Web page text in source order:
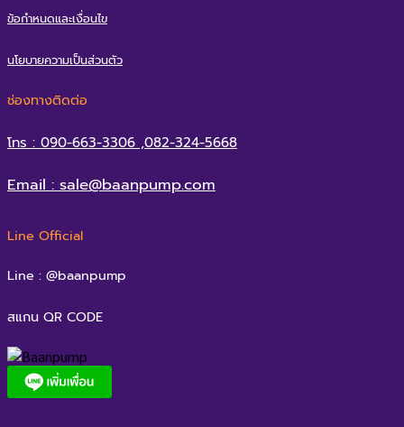
ข้อกำหนดและเงื่อนไข
นโยบายความเป็นส่วนตัว
ช่องทางติดต่อ
โทร : 090-663-3306 ,082-324-5668
Email : sale@baanpump.com
Line Official
Line : @baanpump
สแกน QR CODE